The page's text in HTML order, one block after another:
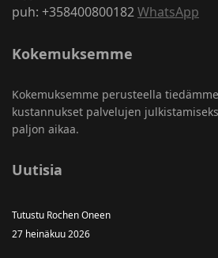
puh: +358400800182WhatsApp
Kokemuksemme
Kokemuksemme perusteella
kustannukset palvelujen
paljon aikaa.
Uutisia
Tutustu Rochen Oneen
27 heinäkuu 2026